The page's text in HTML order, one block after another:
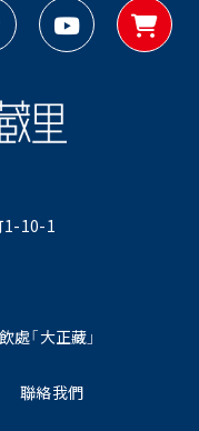
1-10-1
處「大正藏」
聯絡我們